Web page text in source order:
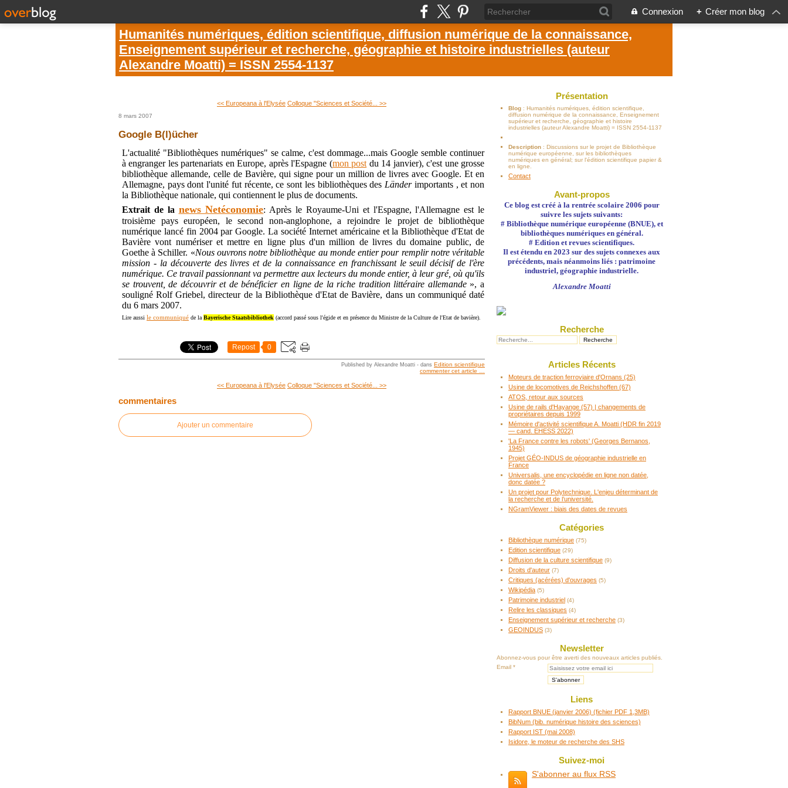
Connexion + Créer mon blog
Humanités numériques, édition scientifique, diffusion numérique de la connaissance,
Enseignement supérieur et recherche, géographie et histoire industrielles (auteur
Alexandre Moatti) = ISSN 2554-1137
<< Europeana à l'Elysée Colloque "Sciences et Société... >>
8 mars 2007
Google B(l)ücher
L'actualité "Bibliothèques numériques" se calme, c'est dommage...mais Google semble continuer
à engranger les partenariats en Europe, après l'Espagne (mon post du 14 janvier), c'est une grosse
bibliothèque allemande, celle de Bavière, qui signe pour un million de livres avec Google. Et en
Allemagne, pays dont l'unité fut récente, ce sont les bibliothèques des Länder importants , et non
la Bibliothèque nationale, qui contiennent le plus de documents.
Extrait de la news Netéconomie: Après le Royaume-Uni et l'Espagne, l'Allemagne est le
troisième pays européen, le second non-anglophone, a rejoindre le projet de bibliothèque
numérique lancé fin 2004 par Google. La société Internet américaine et la Bibliothèque d'Etat de
Bavière vont numériser et mettre en ligne plus d'un million de livres du domaine public, de
Goethe à Schiller. «Nous ouvrons notre bibliothèque au monde entier pour remplir notre véritable
mission - la découverte des livres et de la connaissance en franchissant le seuil décisif de l'ère
numérique. Ce travail passionnant va permettre aux lecteurs du monde entier, à leur gré, où qu'ils
se trouvent, de découvrir et de bénéficier en ligne de la riche tradition littéraire allemande», a
souligné Rolf Griebel, directeur de la Bibliothèque d'Etat de Bavière, dans un communiqué daté
du 6 mars 2007.
Lire aussi le communiqué de la Bayerische Staatsbibliothek (accord passé sous l'égide et en présence du Ministre de la Culture de l'Etat de bavière).
Repost 0
Published by Alexandre Moatti - dans Edition scientifique
commenter cet article
<< Europeana à l'Elysée Colloque "Sciences et Société... >>
commentaires
Ajouter un commentaire
Présentation
Blog : Humanités numériques, édition scientifique,
diffusion numérique de la connaissance, Enseignement
supérieur et recherche, géographie et histoire
industrielles (auteur Alexandre Moatti) = ISSN 2554-1137
Description : Discussions sur le projet de Bibliothèque
numérique européenne, sur les bibliothèques
numériques en général; sur l'édition scientifique papier &
en ligne.
Contact
Avant-propos
Ce blog est créé à la rentrée scolaire 2006 pour
suivre les sujets suivants:
# Bibliothèque numérique européenne (BNUE), et
bibliothèques numériques en général.
# Edition et revues scientifiques.
Il est étendu en 2023 sur des sujets connexes aux
précédents, mais néanmoins liés : patrimoine
industriel, géographie industrielle.
Alexandre Moatti
Recherche
Articles Récents
Moteurs de traction ferroviaire d'Ornans (25)
Usine de locomotives de Reichshoffen (67)
ATOS, retour aux sources
Usine de rails d'Hayange (57) | changements de
propriétaires depuis 1999
Mémoire d'activité scientifique A. Moatti (HDR fin 2019
— cand. EHESS 2022)
'La France contre les robots' (Georges Bernanos,
1945)
Projet GÉO-INDUS de géographie industrielle en
France
Universalis, une encyclopédie en ligne non datée,
donc datée ?
Un projet pour Polytechnique. L'enjeu déterminant de
la recherche et de l’université.
NGramViewer : biais des dates de revues
Catégories
Bibliothèque numérique (75)
Edition scientifique (29)
Diffusion de la culture scientifique (9)
Droits d'auteur (7)
Critiques (acérées) d'ouvrages (5)
Wikipédia (5)
Patrimoine industriel (4)
Relire les classiques (4)
Enseignement supérieur et recherche (3)
GEOINDUS (3)
Newsletter
Abonnez-vous pour être averti des nouveaux articles publiés.
Email
Liens
Rapport BNUE (janvier 2006) (fichier PDF 1,3MB)
BibNum (bib. numérique histoire des sciences)
Rapport IST (mai 2008)
Isidore, le moteur de recherche des SHS
Suivez-moi
S'abonner au flux RSS